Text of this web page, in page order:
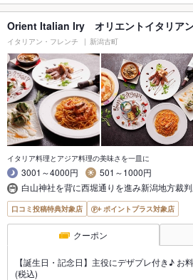
Orient Italian Iry オリエントイタリア
イタリアン・フレンチ 新潟古町
イタリア料理とアジア料理の美味さを一皿に
3001～4000円
501～1000円
白山神社を背に西堀通りを進み新潟地方裁
口コミ投稿特典対象店 ポイントプラス対象店
クーポン
【誕生日・記念日】主役にデザプレ付き♪ お
(税込)